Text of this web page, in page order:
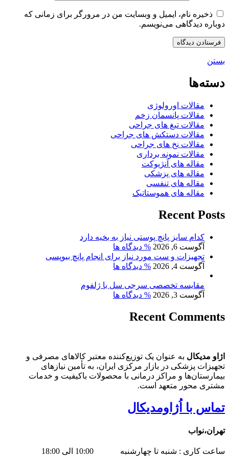
ذخیره نام، ایمیل و وبسایت من در مرورگر برای زمانی که
دوباره دیدگاهی می‌نویسم.
بستن
دسته‌ها
مقالات اورولوژی
مقالات پانسمان زخم
مقالات تیغ های جراحی
مقالات دستکش های جراحی
مقالات نخ های جراحی
مقالات نمونه برداری
مقاله های آنژیوکت
مقاله های پزشکی
مقاله های تنفسی
مقاله های هموستاتیک
Recent Posts
کدام سایز پانچ پوستی نیاز به بخیه دارد
آگوست 6, 2026
% دیدگاه ها
تجهیزات و ست مورد نیاز برای انجام پانچ بیوپسی
آگوست 4, 2026
% دیدگاه ها
مقایسه تخصصی سرجی سل با ژلفوم
آگوست 3, 2026
% دیدگاه ها
Recent Comments
اژاو مدیکال به عنوان یک توزیع‌کننده معتبر کالاهای مصرفی و
تجهیزات پزشکی در بازار مرکزی ایران، به تأمین نیازهای
بیمارستان‌ها و مراکز درمانی با محصولات باکیفیت و خدمات
مشتری محور متعهد است.
تماس با اُژاومدیکال
تهران،نواب
ساعت کاری : شنبه تا چهارشنبه 10:00 الی 18:00